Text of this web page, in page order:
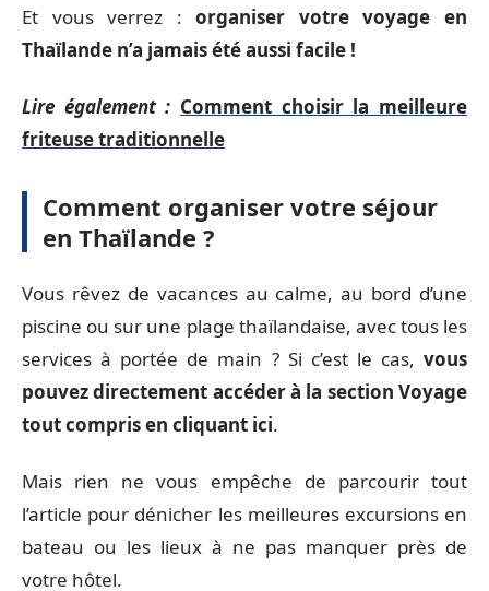
Et vous verrez :organiser votre voyage en
Thaïlande n’a jamais été aussi facile !
Lire également : Comment choisir la meilleure
friteuse traditionnelle
Comment organiser votre séjour
en Thaïlande ?
Vous rêvez de vacances au calme, au bord d’une
piscine ou sur une plage thaïlandaise, avec tous les
services à portée de main ? Si c’est le cas, vous
pouvez directement accéder à la section Voyage
tout compris en cliquant ici.
Mais rien ne vous empêche de parcourir tout
l’article pour dénicher les meilleures excursions en
bateau ou les lieux à ne pas manquer près de
votre hôtel.